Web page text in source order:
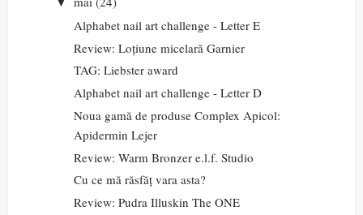
Alphabet nail art challenge - Letter E
Review: Loțiune micelară Garnier
TAG: Liebster award
Alphabet nail art challenge - Letter D
Noua gamă de produse Complex Apicol:
Apidermin Lejer
Review: Warm Bronzer e.l.f. Studio
Cu ce mă răsfăț vara asta?
Review: Pudra Illuskin The ONE